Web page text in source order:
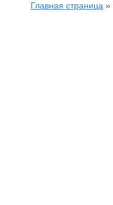
Главная страница »